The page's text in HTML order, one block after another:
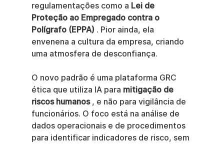
regulamentações como a Lei de
Proteção ao Empregado contra o
Polígrafo (EPPA) . Pior ainda, ela
envenena a cultura da empresa, criando
uma atmosfera de desconfiança.
O novo padrão é uma plataforma GRC
ética que utiliza IA para mitigação de
riscos humanos , e não para vigilância de
funcionários. O foco está na análise de
dados operacionais e de procedimentos
para identificar indicadores de risco, sem